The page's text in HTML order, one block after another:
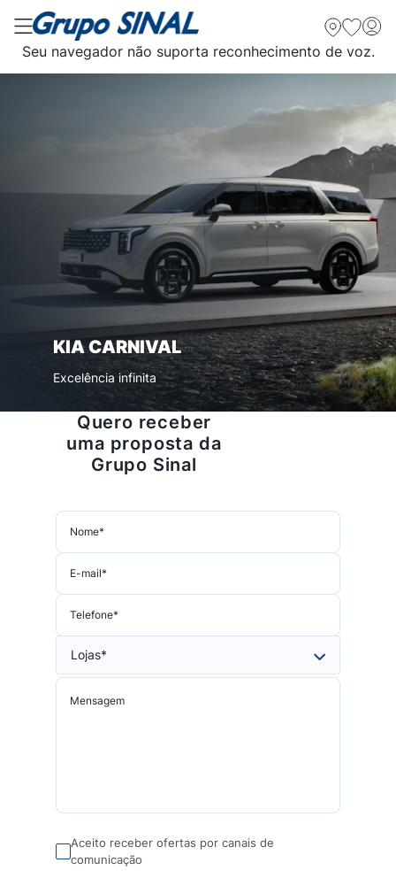
Seu navegador não suporta reconhecimento de voz.
KIA CARNIVAL
Excelência infinita
Quero receber
uma proposta da
Grupo Sinal
Nome*
E-mail*
Telefone*
Mensagem
Aceito receber ofertas por canais de
comunicação